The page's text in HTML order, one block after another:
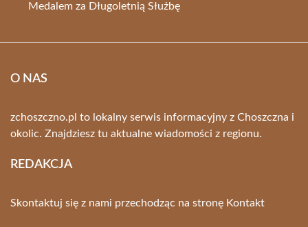
Medalem za Długoletnią Służbę
O NAS
zchoszczno.pl to lokalny serwis informacyjny z Choszczna i
okolic. Znajdziesz tu aktualne wiadomości z regionu.
REDAKCJA
Skontaktuj się z nami przechodząc na stronę Kontakt